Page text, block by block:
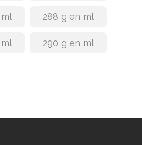
288 g en ml
290 g en ml